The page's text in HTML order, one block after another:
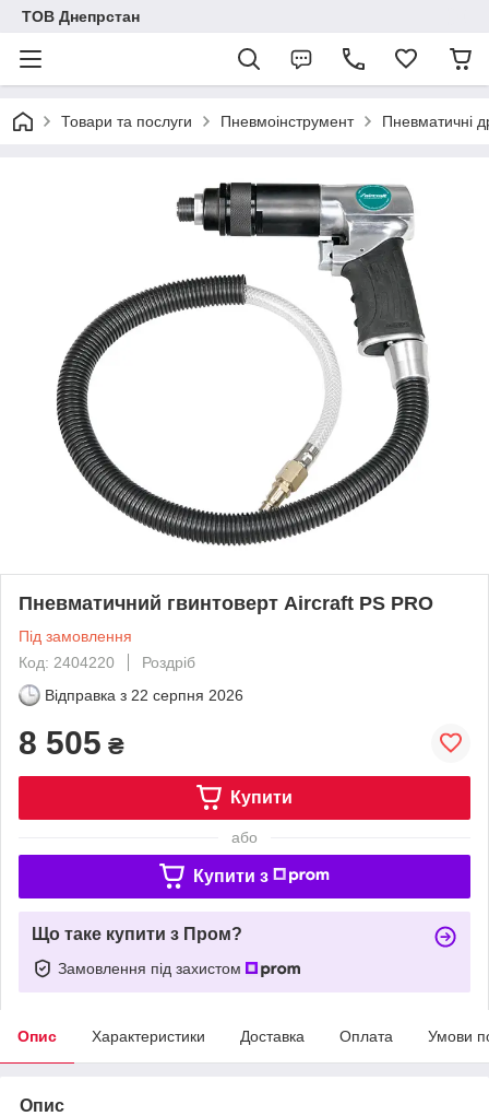
ТОВ Днепрстан
Товари та послуги Пневмоінструмент Пневматичні
Пневматичний гвинтоверт Aircraft PS PRO
Під замовлення
Код: 2404220
Роздріб
Відправка з 22 серпня 2026
8 505 ₴
Купити
або
Купити з
Що таке купити з Пром?
Замовлення під захистом
Опис Характеристики Доставка Оплата Умови
Опис